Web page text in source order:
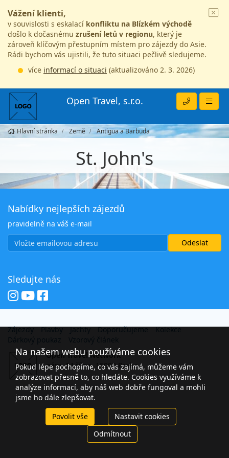
Vážení klienti,
v souvislosti s eskalací konfliktu na Blízkém východě
došlo k dočasnému zrušení letů v regionu, který je
zároveň klíčovým přestupním místem pro zájezdy do Asie.
Rádi bychom vás ujistili, že tuto situaci pečlivě sledujeme.
více informací o situaci (aktualizováno 2. 3. 2026)
Open Travel, s.r.o.
Hlavní stránka Země Antigua a Barbuda
St. John's
Nabídky nejlepších zájezdů
pravidelně na váš e-mail
Sledujte nás
Zájezdy Plavby Jachty Doporučujeme
Kolekce
Open Travel Network
nám. 14 října, 15000 Praha
Na našem webu používáme cookies
Pokud lépe pochopíme, co vás zajímá, můžeme vám
zobrazovat přesně to, co hledáte. Cookies využíváme k
analýze informací, aby náš web dobře fungoval a mohli
jsme ho dále zlepšovat.
Povolit vše
Nastavit cookies
Odmítnout